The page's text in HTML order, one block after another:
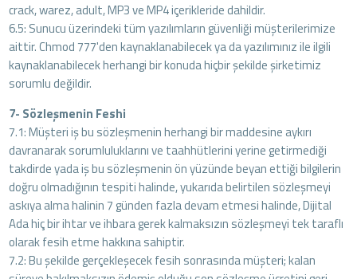
crack, warez, adult, MP3 ve MP4 içerikleride dahildir.
6.5: Sunucu üzerindeki tüm yazılımların güvenliği müşterilerimize
aittir. Chmod 777'den kaynaklanabilecek ya da yazılımınız ile ilgili
kaynaklanabilecek herhangi bir konuda hiçbir şekilde şirketimiz
sorumlu değildir.
7- Sözleşmenin Feshi
7.1: Müşteri iş bu sözleşmenin herhangi bir maddesine aykırı
davranarak sorumluluklarını ve taahhütlerini yerine getirmediği
takdirde yada iş bu sözleşmenin ön yüzünde beyan ettiği bilgilerin
doğru olmadığının tespiti halinde, yukarıda belirtilen sözleşmeyi
askıya alma halinin 7 günden fazla devam etmesi halinde, Dijital
Ada hiç bir ihtar ve ihbara gerek kalmaksızın sözleşmeyi tek taraflı
olarak fesih etme hakkına sahiptir.
7.2: Bu şekilde gerçekleşecek fesih sonrasında müşteri; kalan